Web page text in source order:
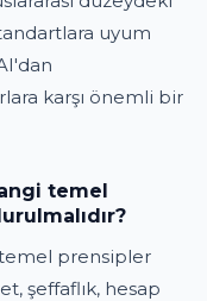
uyum
karşı önemli bir
temel
prensipler
şeffaflık, hesap